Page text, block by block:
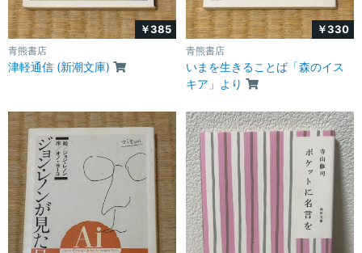
￥385
青熊書店
津軽通信 (新潮文庫)
￥330
青熊書店
いまを生きることば「森のイス
キア」より